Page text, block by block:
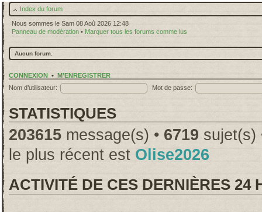
Index du forum
Nous sommes le Sam 08 Aoû 2026 12:48
Panneau de modération • Marquer tous les forums comme lus
Aucun forum.
CONNEXION • M’ENREGISTRER
Nom d’utilisateur:
Mot de passe:
STATISTIQUES
203615 message(s) • 6719 sujet(s)
le plus récent est Olise2026
ACTIVITÉ DE CES DERNIÈRES 24